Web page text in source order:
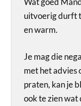
uitvoerig durft
en warm.
Je mag die
met het advies
praten, kan je
ook te zien wat